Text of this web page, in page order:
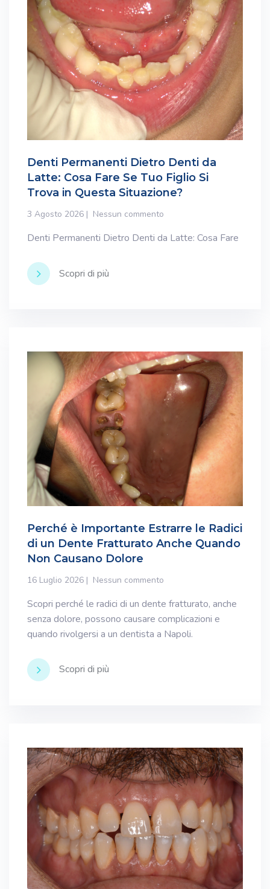
Denti Permanenti Dietro Denti da
Latte: Cosa Fare Se Tuo Figlio Si
Trova in Questa Situazione?
3 Agosto 2026 Nessun commento
Denti Permanenti Dietro Denti da Latte: Cosa Fare
Scopri di più
Perché è Importante Estrarre le Radici
di un Dente Fratturato Anche Quando
Non Causano Dolore
16 Luglio 2026 Nessun commento
Scopri perché le radici di un dente fratturato, anche
senza dolore, possono causare complicazioni e
quando rivolgersi a un dentista a Napoli.
Scopri di più